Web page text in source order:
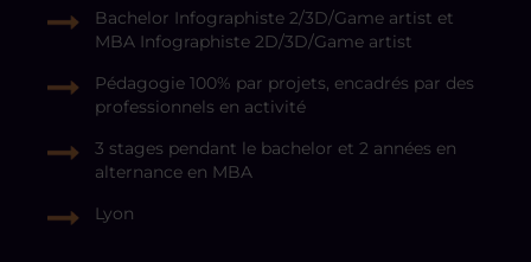
Bachelor Infographiste 2/3D/Game artist et
MBA Infographiste 2D/3D/Game artist
Pédagogie 100% par projets, encadrés par des
professionnels en activité
3 stages pendant le bachelor et 2 années en
alternance en MBA
Lyon